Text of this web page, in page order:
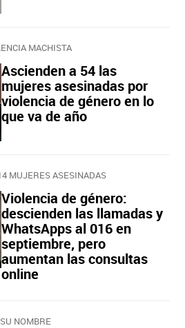
MACHISTA
Ascienden a 54 las
mujeres asesinadas por
violencia de género en lo
que va de año
MUJERES ASESINADAS
Violencia de género:
descienden las llamadas y
WhatsApps al 016 en
septiembre, pero
aumentan las consultas
online
NOMBRE